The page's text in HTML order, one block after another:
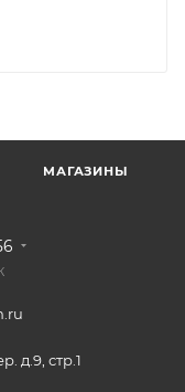
МАГАЗИНЫ
д.9, стр.1